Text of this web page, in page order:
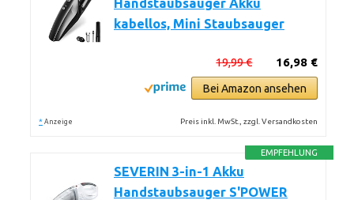
Handstaubsauger Akku
kabellos, Mini Staubsauger
16,98 €
19,99 €
Bei Amazon ansehen
* Anzeige Preis inkl. MwSt., zzgl. Versandkosten
EMPFEHLUNG
SEVERIN 3-in-1 Akku
Handstaubsauger S'POWER